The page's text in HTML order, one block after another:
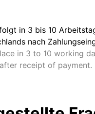
in 3 bis 10
nach
in 3 to 10 working
receipt of payment.